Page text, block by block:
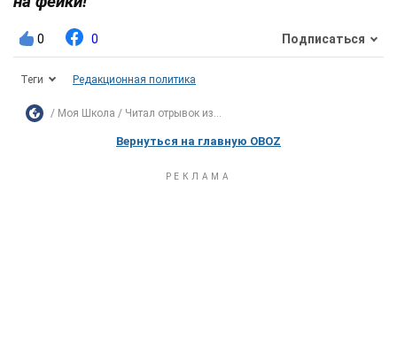
0 0 Подписаться
Теги Редакционная политика
Моя Школа Читал отрывок из...
Вернуться на главную OBOZ